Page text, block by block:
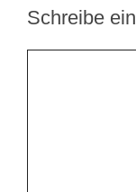
Schreibe